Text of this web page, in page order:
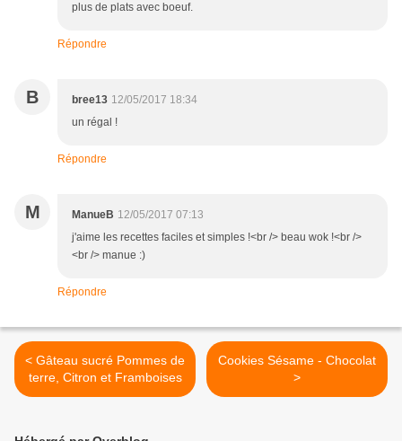
plus de plats avec boeuf.
Répondre
B bree13 12/05/2017 18:34
un régal !
Répondre
M ManueB 12/05/2017 07:13
j'aime les recettes faciles et simples !<br /> beau wok !<br />
<br /> manue :)
Répondre
< Gâteau sucré Pommes de
terre, Citron et Framboises
Cookies Sésame - Chocolat
>